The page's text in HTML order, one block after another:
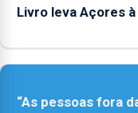
Livro leva Açores
“As pessoas fora